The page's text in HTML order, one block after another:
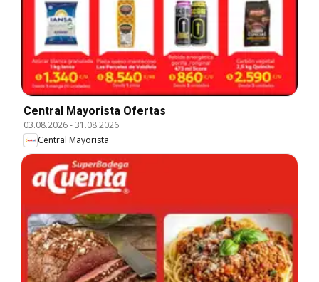
Central Mayorista Ofertas
03.08.2026-31.08.2026
Central Mayorista